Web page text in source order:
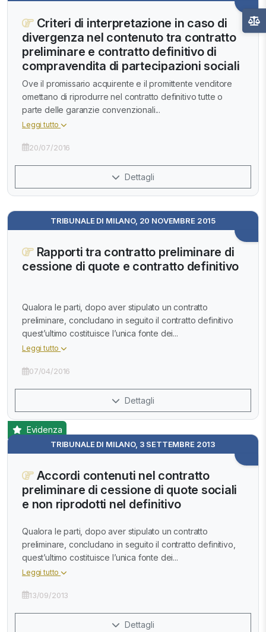
Criteri di interpretazione in caso di
divergenza nel contenuto tra contratto
preliminare e contratto definitivo di
compravendita di partecipazioni sociali
Ove il promissario acquirente e il promittente venditore
omettano di riprodurre nel contratto definitivo tutte o
parte delle garanzie convenzionali...
Leggi tutto
20/07/2016
Dettagli
TRIBUNALE DI MILANO, 20 NOVEMBRE 2015
Rapporti tra contratto preliminare di
cessione di quote e contratto definitivo
Qualora le parti, dopo aver stipulato un contratto
preliminare, concludano in seguito il contratto definitivo
quest’ultimo costituisce l’unica fonte dei...
Leggi tutto
07/04/2016
Dettagli
TRIBUNALE DI MILANO, 3 SETTEMBRE 2013
Evidenza
Accordi contenuti nel contratto
preliminare di cessione di quote sociali
e non riprodotti nel definitivo
Qualora le parti, dopo aver stipulato un contratto
preliminare, concludano in seguito il contratto definitivo,
quest’ultimo costituisce l’unica fonte dei...
Leggi tutto
13/09/2013
Dettagli